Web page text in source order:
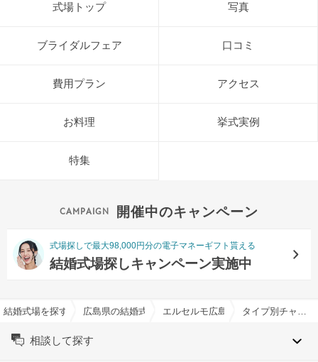
式場トップ 写真
ブライダルフェア 口コミ
費用プラン アクセス
お料理 挙式実例
特集
開催中のキャンペーン
式場探しで最大98,000円分の電子マネーギフト貰える
結婚式場探しキャンペーン実施中
結婚式場を探すならハナユメ広島県の結婚式場一覧エルセルモ広島で結婚式
相談して探す